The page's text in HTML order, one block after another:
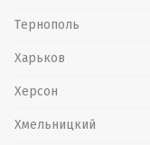
Тернополь
Харьков
Херсон
Хмельницкий